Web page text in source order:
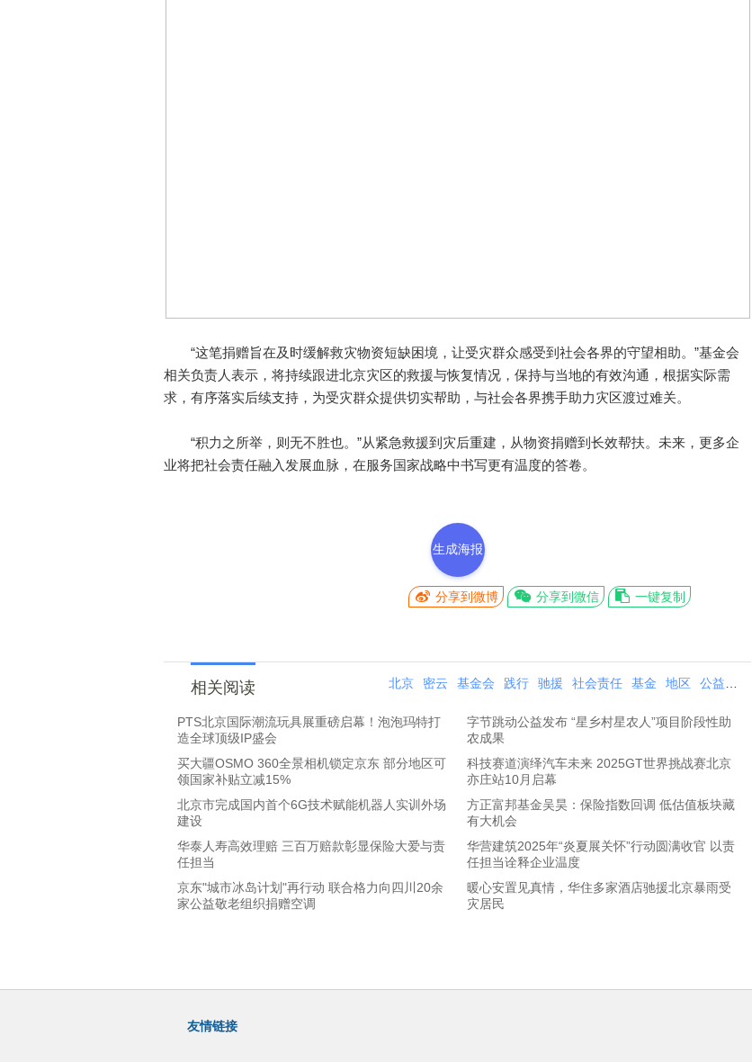
“这笔捐赠旨在及时缓解救灾物资短缺困境，让受灾群众感受到社会各界的守望相助。”基金会
相关负责人表示，将持续跟进北京灾区的救援与恢复情况，保持与当地的有效沟通，根据实际需
求，有序落实后续支持，为受灾群众提供切实帮助，与社会各界携手助力灾区渡过难关。
“积力之所举，则无不胜也。”从紧急救援到灾后重建，从物资捐赠到长效帮扶。未来，更多企
业将把社会责任融入发展血脉，在服务国家战略中书写更有温度的答卷。
生成海报
分享到微博 分享到微信 一键复制
相关阅读 北京 密云 基金会 践行 驰援 社会责任 基金 地区 公益
PTS北京国际潮流玩具展重磅启幕！泡泡玛特打
造全球顶级IP盛会
字节跳动公益发布 “星乡村星农人”项目阶段性助
农成果
买大疆OSMO 360全景相机锁定京东 部分地区可
领国家补贴立减15%
科技赛道演绎汽车未来 2025GT世界挑战赛北京
亦庄站10月启幕
北京市完成国内首个6G技术赋能机器人实训外场
建设
方正富邦基金吴昊：保险指数回调 低估值板块藏
有大机会
华泰人寿高效理赔 三百万赔款彰显保险大爱与责
任担当
华营建筑2025年“炎夏展关怀”行动圆满收官 以责
任担当诠释企业温度
京东"城市冰岛计划"再行动 联合格力向四川20余
家公益敬老组织捐赠空调
暖心安置见真情，华住多家酒店驰援北京暴雨受
灾居民
友情链接